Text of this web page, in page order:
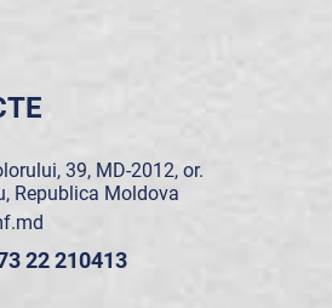
39, MD-2012, or.
Republica Moldova
22 210413